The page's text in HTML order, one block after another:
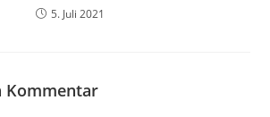
5. Juli 2021
Kommentar